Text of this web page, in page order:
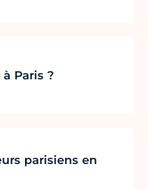
Paris ?
parisiens en